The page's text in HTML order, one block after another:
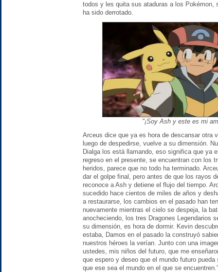
todos y les quita sus ataduras a los Pokémon,
ha sido derrotado.
"¡Soy Ash y este es mi
Arceus dice que ya es hora de descansar otra
luego de despedirse, vuelve a su dimensión.
Dialga los está llamando, eso significa que ya
regreso en el presente, se encuentran con los
heridos, parece que no todo ha terminado.
dar el golpe final, pero antes de que los rayos
reconoce a Ash y detiene el flujo del tiempo.
sucedido hace cientos de miles de años y
a restaurarse, los cambios en el pasado han
nuevamente mientras el cielo se despeja, la
anocheciendo, los tres Dragones Legendarios
su dimensión, es hora de dormir. Kevin
estaba, Damos en el pasado la construyó
nuestros héroes la verían. Junto con una
ustedes, mis niños del futuro, que me
que espero y deseo que el mundo futuro
que ese sea el mundo en el que se